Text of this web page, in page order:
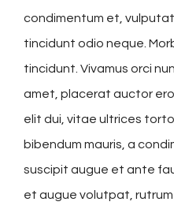
condimentum et,
tincidunt odio neque.
tincidunt. Vivamus orci
amet, placerat auctor
elit dui, vitae ultrices
bibendum mauris, a
suscipit augue et ante
et augue volutpat, rutrum